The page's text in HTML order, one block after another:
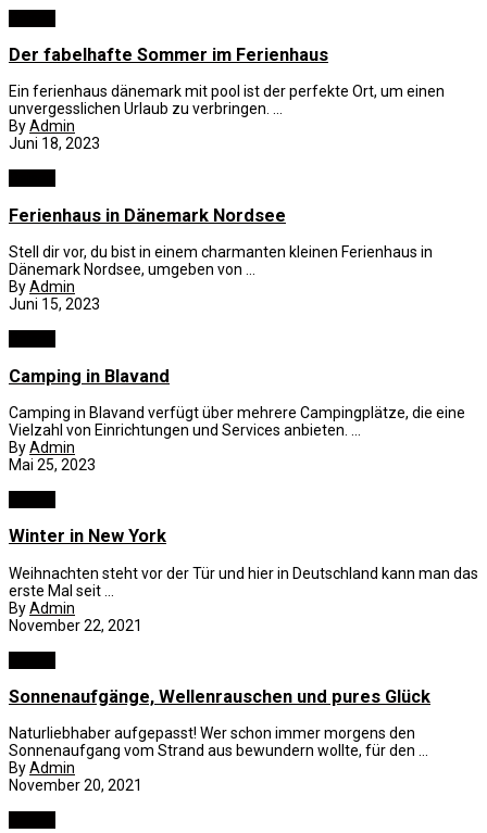
Der fabelhafte Sommer im Ferienhaus
Ein ferienhaus dänemark mit pool ist der perfekte Ort, um einen
unvergesslichen Urlaub zu verbringen. ...
ByAdmin
Juni 18, 2023
Ferienhaus in Dänemark Nordsee
Stell dir vor, du bist in einem charmanten kleinen Ferienhaus in
Dänemark Nordsee, umgeben von ...
ByAdmin
Juni 15, 2023
Camping in Blavand
Camping in Blavand verfügt über mehrere Campingplätze, die eine
Vielzahl von Einrichtungen und Services anbieten. ...
ByAdmin
Mai 25, 2023
Winter in New York
Weihnachten steht vor der Tür und hier in Deutschland kann man das
erste Mal seit ...
ByAdmin
November 22, 2021
Sonnenaufgänge, Wellenrauschen und pures Glück
Naturliebhaber aufgepasst! Wer schon immer morgens den
Sonnenaufgang vom Strand aus bewundern wollte, für den ...
ByAdmin
November 20, 2021